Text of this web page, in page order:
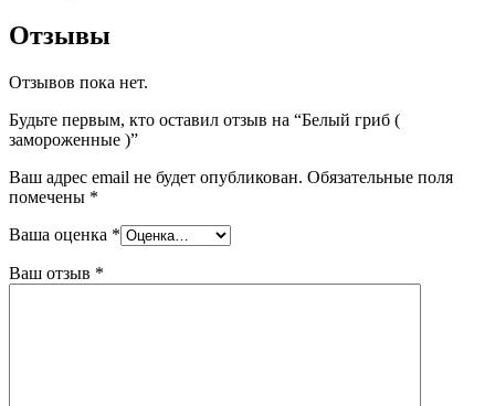
Отзывы
Отзывов пока нет.
Будьте первым, кто оставил отзыв на “Белый гриб (
замороженные )”
Ваш адрес email не будет опубликован. Обязательные поля
помечены *
Ваша оценка *
Ваш отзыв *